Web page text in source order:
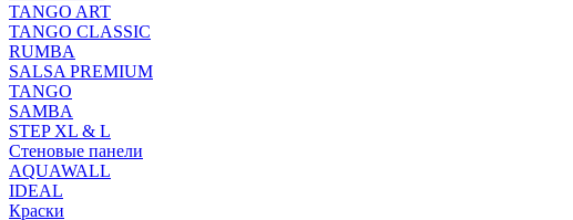
TANGO ART
TANGO CLASSIC
RUMBA
SALSA PREMIUM
TANGO
SAMBA
STEP XL & L
Стеновые панели
AQUAWALL
IDEAL
Краски